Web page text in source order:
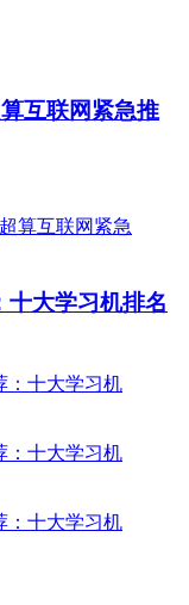
互联网紧急推
十大学习机排名